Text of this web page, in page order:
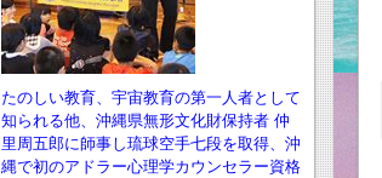
たのしい教育、宇宙教育の第一人者として
知られる他、沖縄県無形文化財保持者 仲
里周五郎に師事し琉球空手七段を取得、沖
縄で初のアドラー心理学カウンセラー資格